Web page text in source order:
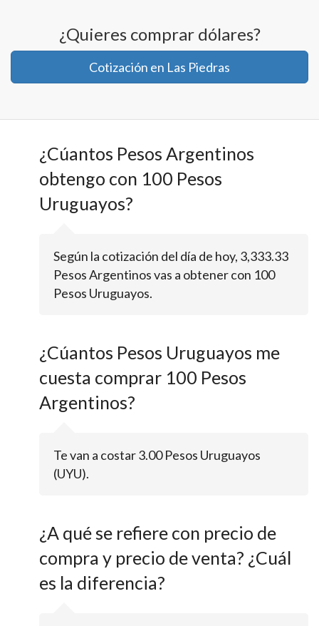
¿Quieres comprar dólares?
Cotización en Las Piedras
¿Cúantos Pesos Argentinos
obtengo con 100 Pesos
Uruguayos?
Según la cotización del día de hoy, 3,333.33
Pesos Argentinos vas a obtener con 100
Pesos Uruguayos.
¿Cúantos Pesos Uruguayos me
cuesta comprar 100 Pesos
Argentinos?
Te van a costar 3.00 Pesos Uruguayos
(UYU).
¿A qué se refiere con precio de
compra y precio de venta? ¿Cuál
es la diferencia?